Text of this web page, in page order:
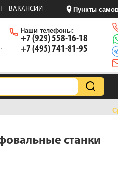
ВАКАНСИИ Пункты
Наши телефоны:
+7 (929) 558-16-18
+7 (495) 741-81-95
станки